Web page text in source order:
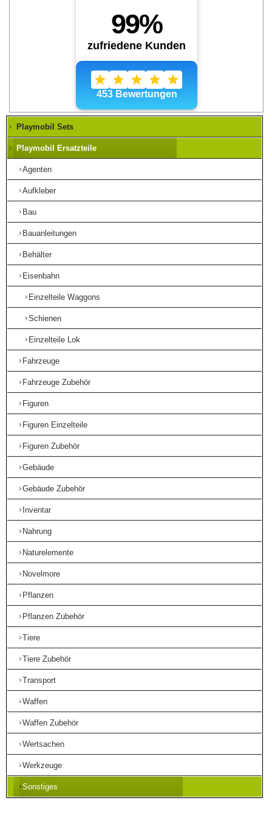
Playmobil Sets
Playmobil Ersatzteile
Agenten
Aufkleber
Bau
Bauanleitungen
Behälter
Eisenbahn
Einzelteile Waggons
Schienen
Einzelteile Lok
Fahrzeuge
Fahrzeuge Zubehör
Figuren
Figuren Einzelteile
Figuren Zubehör
Gebäude
Gebäude Zubehör
Inventar
Nahrung
Naturelemente
Novelmore
Pflanzen
Pflanzen Zubehör
Tiere
Tiere Zubehör
Transport
Waffen
Waffen Zubehör
Wertsachen
Werkzeuge
Sonstiges